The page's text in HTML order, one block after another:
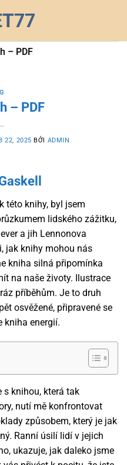
– PDF
– PDF
22, 2025 BỞI ADMIN
této knihy, byl jsem
lidského zážitku,
a jih Lennonova
jak knihy mohou nás
kniha silná připomínka
na naše životy. Ilustrace
příběhům. Je to druh
osvěžené, připravené se
kniha energií.
s knihou, která tak
nutí mě konfrontovat
způsobem, který je jak
Ranní úsilí lidí v jejich
ukazuje, jak daleko jsme